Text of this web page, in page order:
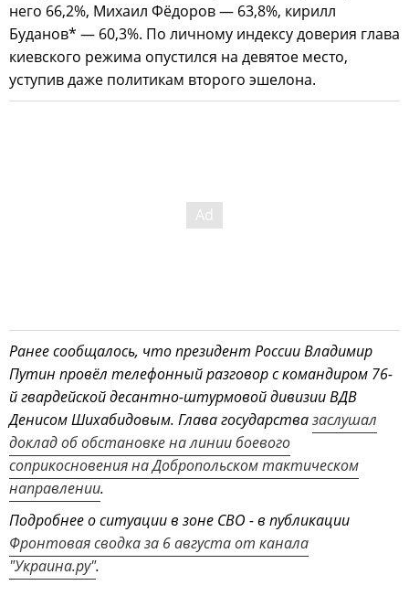
него 66,2%, Михаил Фёдоров — 63,8%, кирилл
Буданов* — 60,3%. По личному индексу доверия глава
киевского режима опустился на девятое место,
уступив даже политикам второго эшелона.
Ранее сообщалось, что президент России Владимир
Путин провёл телефонный разговор с командиром 76-
й гвардейской десантно-штурмовой дивизии ВДВ
Денисом Шихабидовым. Глава государствазаслушал
доклад об обстановке на линии боевого
соприкосновения на Добропольском тактическом
направлении.
Подробнее о ситуации в зоне СВО - в публикации
Фронтовая сводка за 6 августа от канала
"Украина.ру".